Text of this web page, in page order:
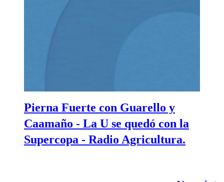
Pierna Fuerte con Guarello y
Caamaño - La U se quedó con la
Supercopa - Radio Agricultura.